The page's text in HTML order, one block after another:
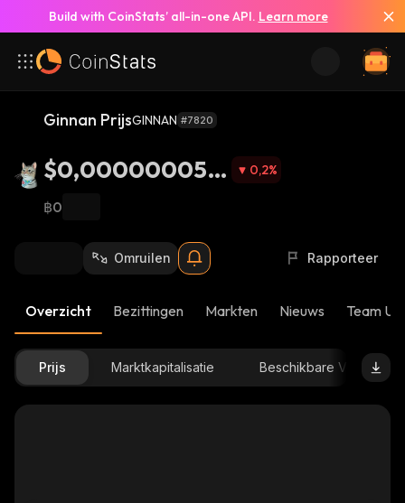
Build with CoinStats’ all-in-one API. Learn more
Ginnan PrijsGINNAN #7820
$0,0000000521
4
0,2%
฿0
Omruilen Rapporteer
Overzicht Bezittingen Markten Nieuws Team
Prijs Marktkapitalisatie Beschikbare Voorraad